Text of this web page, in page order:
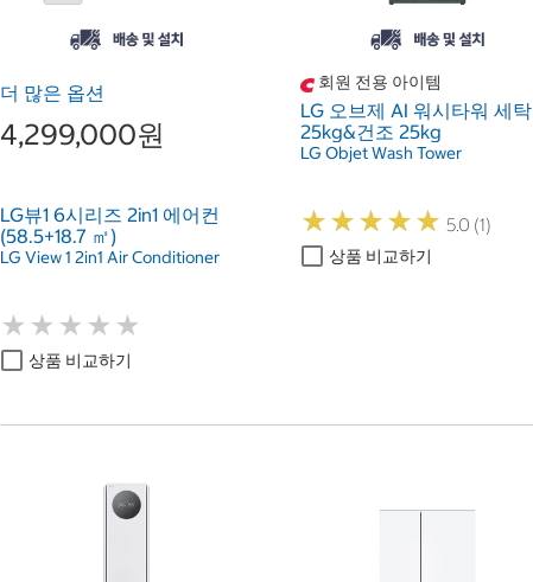
더 많은 옵션
4,299,000원
LG뷰1 6시리즈 2in1 에어컨
(58.5+18.7 ㎡)
LG View 1 2in1 Air Conditioner
★ ★ ★ ★ ★
★ ★ ★ ★ ★
상품 비교하기
회원 전용 아이템
LG 오브제 AI 워시타워 세탁
25kg&건조 25kg
LG Objet Wash Tower
★★★★★
★★★★★ 5.0 (1)
상품 비교하기